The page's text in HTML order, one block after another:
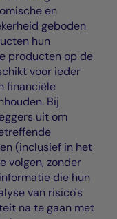
en
geboden
hun
producten op de
voor ieder
financiële
Bij
uit om
(inclusief in het
volgen, zonder
die hun
van risico's
na te gaan met